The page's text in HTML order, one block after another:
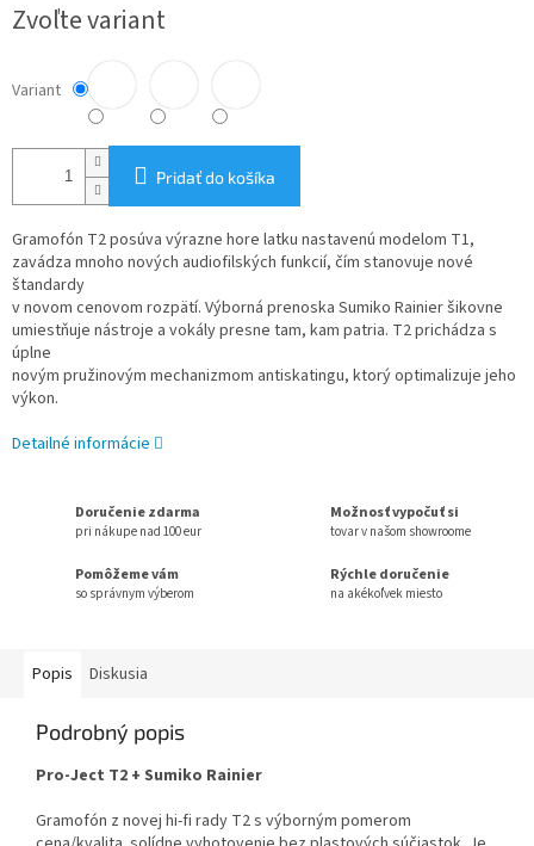
cena:
Zvoľte variant
Variant
Pridať do košíka
Gramofón T2 posúva výrazne hore latku nastavenú modelom T1,
zavádza mnoho nových audiofilských funkcií, čím stanovuje nové
štandardy
v novom cenovom rozpätí. Výborná prenoska Sumiko Rainier šikovne
umiestňuje nástroje a vokály presne tam, kam patria. T2 prichádza s
úplne
novým pružinovým mechanizmom antiskatingu, ktorý optimalizuje jeho
výkon.
Detailné informácie
Doručenie zdarma
pri nákupe nad 100 eur
Možnosť vypočuť si
tovar v našom showroome
Pomôžeme vám
so správnym výberom
Rýchle doručenie
na akékoľvek miesto
Popis Diskusia
Podrobný popis
Pro-Ject T2 + Sumiko Rainier
Gramofón z novej hi-fi rady T2 s výborným pomerom